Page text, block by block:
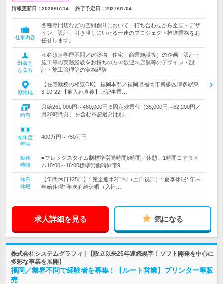
情報更新日：2026/07/14 終了予定日： 2027/01/04
仕事内容
各種専門店などの空間創りにおいて、打ち合わせから企画・デザ
イン、設計、引き渡しにいたる一連のプロジェクト推進業務をお
任せします。
対象と
なる方
≪必須≫学歴不問／建築物（住宅、商業施設等）の企画・設計・
施工等の実務経験をお持ちの方≪歓迎≫店舗等のデザイン・設
計・施工管理等の実務経験
勤務地
【在宅勤務の相談OK】 福岡本部／福岡県福岡市博多区博多駅東
3-10-22 【雇入れ直後】上記事業…
給与
月給261,000円～460,000円※固定残業代（35,000円～62,200円／
月20時間分）を含む※超過分は別…
初年度
年収
400万円～750万円
勤務
時間
■フレックスタイム制標準労働時間8時間／休憩：1時間コアタイ
ム10:00～16:00標準労働時間帯9…
休日
休暇
【年間休日125日】* 完全週休2日制（土日祝日）* 夏季休暇* 年末
年始休暇* 年次有給休暇（入社…
求人詳細を見る 気になる
株式会社システムグラフィ | 【設立以来25年連続黒字！ソフト開発を中心に
多彩な事業を展開】
福岡／業界不問で経験者を募集！【ルート営業】プリンター等販
売